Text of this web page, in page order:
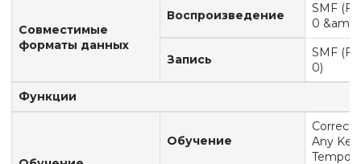
Совместимые
форматы данных
Воспроизведение
SMF
0 &amp;
Запись
SMF
0)
Функции
Обучение
Correct
Any
Tempo*